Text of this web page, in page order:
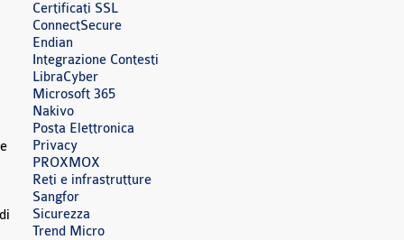
Certificati SSL
ConnectSecure
Endian
Integrazione Contesti
LibraCyber
Microsoft 365
Nakivo
Posta Elettronica
Privacy
PROXMOX
Reti e infrastrutture
Sangfor
Sicurezza
Trend Micro